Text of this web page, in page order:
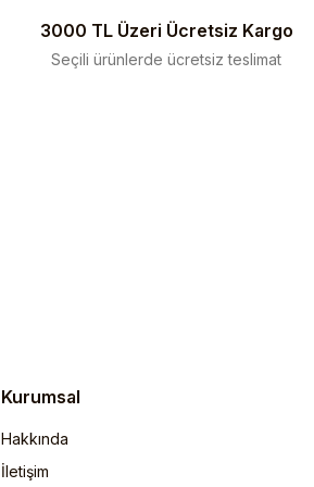
3000 TL Üzeri Ücretsiz Kargo
Seçili ürünlerde ücretsiz teslimat
Kurumsal
Hakkında
İletişim